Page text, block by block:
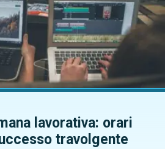
lavorativa: orari
travolgente